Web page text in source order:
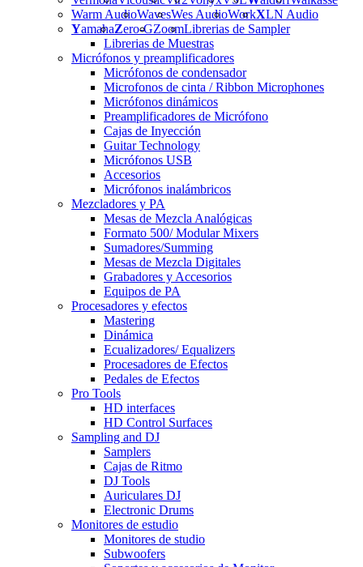
Warm AudioWavesWes AudioWorkXLN Audio
YamahaZero-GZoomLibrerias de Sampler
Librerias de Muestras
Micrófonos y preamplificadores
Micrófonos de condensador
Microfonos de cinta / Ribbon Microphones
Micrófonos dinámicos
Preamplificadores de Micrófono
Cajas de Inyección
Guitar Technology
Micrófonos USB
Accesorios
Micrófonos inalámbricos
Mezcladores y PA
Mesas de Mezcla Analógicas
Formato 500/ Modular Mixers
Sumadores/Summing
Mesas de Mezcla Digitales
Grabadores y Accesorios
Equipos de PA
Procesadores y efectos
Mastering
Dinámica
Ecualizadores/ Equalizers
Procesadores de Efectos
Pedales de Efectos
Pro Tools
HD interfaces
HD Control Surfaces
Sampling and DJ
Samplers
Cajas de Ritmo
DJ Tools
Auriculares DJ
Electronic Drums
Monitores de estudio
Monitores de studio
Subwoofers